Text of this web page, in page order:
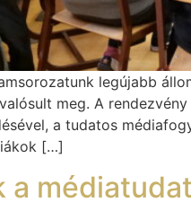
legújabb
meg. A
a tudatos
[…]
a